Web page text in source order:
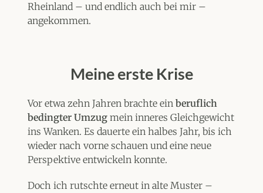
Rheinland – und endlich auch bei mir –
angekommen.
Meine erste Krise
Vor etwa zehn Jahren brachte einberuflich
bedingter Umzug mein inneres Gleichgewicht
ins Wanken. Es dauerte ein halbes Jahr, bis ich
wieder nach vorne schauen und eine neue
Perspektive entwickeln konnte.
Doch ich rutschte erneut in alte Muster –